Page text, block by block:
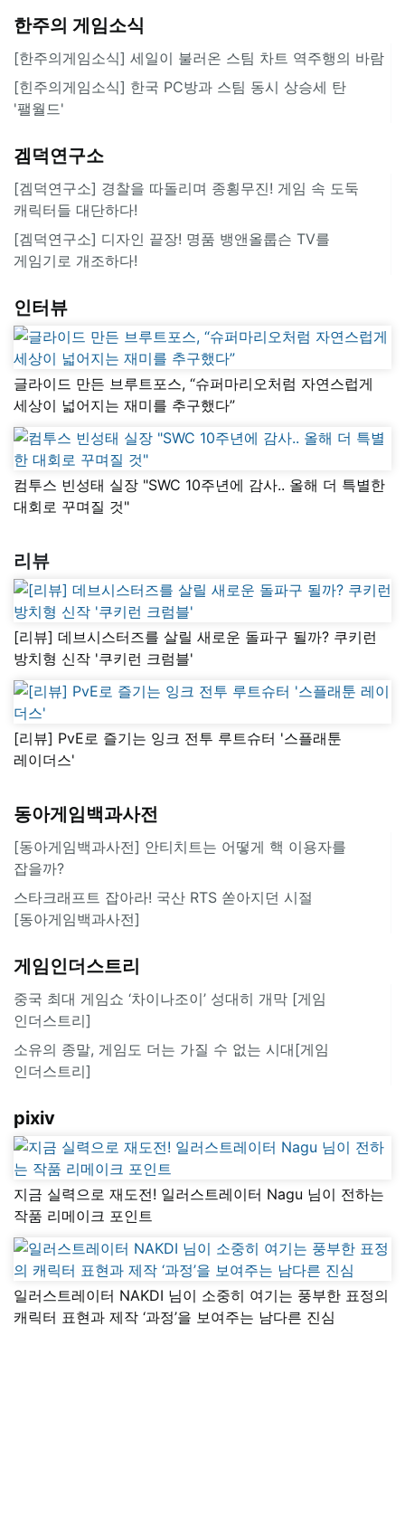
한주의 게임소식
[한주의게임소식] 세일이 불러온 스팀 차트 역주행의 바람
[힌주의게임소식] 한국 PC방과 스팀 동시 상승세 탄
'팰월드'
겜덕연구소
[겜덕연구소] 경찰을 따돌리며 종횡무진! 게임 속 도둑
캐릭터들 대단하다!
[겜덕연구소] 디자인 끝장! 명품 뱅앤올룹슨 TV를
게임기로 개조하다!
인터뷰
글라이드 만든 브루트포스, “슈퍼마리오처럼 자연스럽게
세상이 넓어지는 재미를 추구했다”
컴투스 빈성태 실장 "SWC 10주년에 감사.. 올해 더 특별한
대회로 꾸며질 것"
리뷰
[리뷰] 데브시스터즈를 살릴 새로운 돌파구 될까? 쿠키런
방치형 신작 '쿠키런 크럼블'
[리뷰] PvE로 즐기는 잉크 전투 루트슈터 '스플래툰
레이더스'
동아게임백과사전
[동아게임백과사전] 안티치트는 어떻게 핵 이용자를
잡을까?
스타크래프트 잡아라! 국산 RTS 쏟아지던 시절
[동아게임백과사전]
게임인더스트리
중국 최대 게임쇼 ‘차이나조이’ 성대히 개막 [게임
인더스트리]
소유의 종말, 게임도 더는 가질 수 없는 시대[게임
인더스트리]
pixiv
지금 실력으로 재도전! 일러스트레이터 Nagu 님이 전하는
작품 리메이크 포인트
일러스트레이터 NAKDI 님이 소중히 여기는 풍부한 표정의
캐릭터 표현과 제작 ‘과정’을 보여주는 남다른 진심